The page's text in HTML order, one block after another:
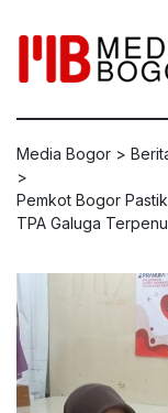
Media Bogor >
>
Pemkot Bogor
TPA Galuga